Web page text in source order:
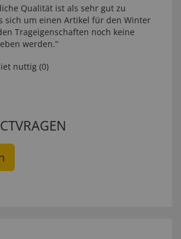
Qualität ist als sehr gut zu
sich um einen Artikel für den Winter
Trageigenschaften noch keine
werden.”
nuttig (0)